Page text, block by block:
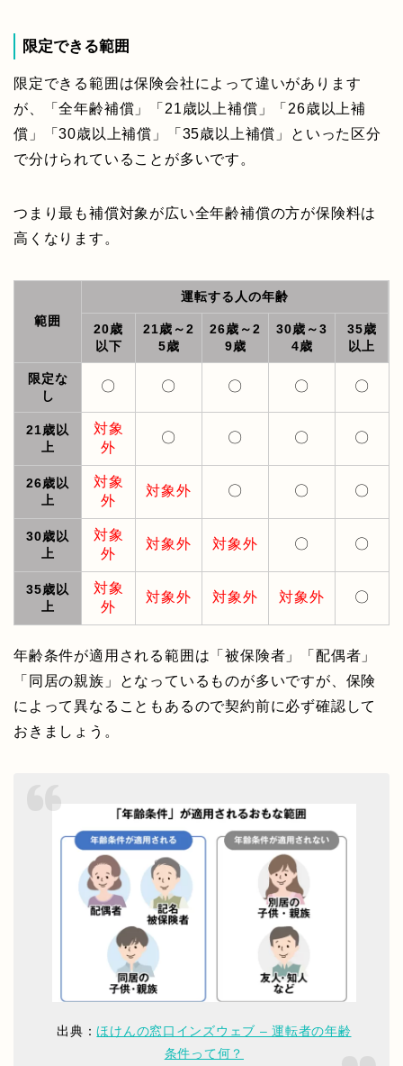
限定できる範囲
限定できる範囲は保険会社によって違いがあります
が、「全年齢補償」「21歳以上補償」「26歳以上補
償」「30歳以上補償」「35歳以上補償」といった区分
で分けられていることが多いです。
つまり最も補償対象が広い全年齢補償の方が保険料は
高くなります。
範囲
運転する人の年齢
20歳
以下
21歳～2
5歳
26歳～2
9歳
30歳～3
4歳
35歳
以上
限定な
し
〇 〇 〇 〇 〇
21歳以
上
対象
外
〇 〇 〇 〇
26歳以
上
対象
外
対象外 〇 〇 〇
30歳以
上
対象
外
対象外 対象外 〇 〇
35歳以
上
対象
外
対象外 対象外 対象外 〇
年齢条件が適用される範囲は「被保険者」「配偶者」
「同居の親族」となっているものが多いですが、保険
によって異なることもあるので契約前に必ず確認して
おきましょう。
出典：ほけんの窓口インズウェブ – 運転者の年齢
条件って何？